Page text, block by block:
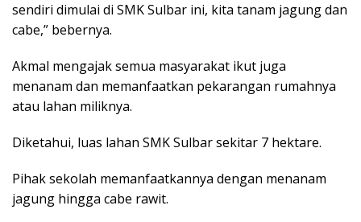
sendiri dimulai di SMK Sulbar ini, kita tanam jagung dan
cabe,” bebernya.
Akmal mengajak semua masyarakat ikut juga
menanam dan memanfaatkan pekarangan rumahnya
atau lahan miliknya.
Diketahui, luas lahan SMK Sulbar sekitar 7 hektare.
Pihak sekolah memanfaatkannya dengan menanam
jagung hingga cabe rawit.